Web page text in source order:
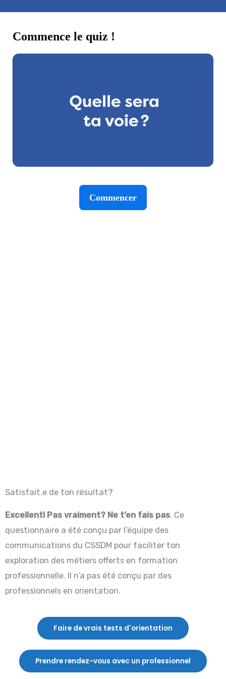
Satisfait.e de ton résultat?
Excellent! Pas vraiment? Ne t’en fais pas. Ce
questionnaire a été conçu par l’équipe des
communications du CSSDM pour faciliter ton
exploration des métiers offerts en formation
professionnelle. Il n’a pas été conçu par des
professionnels en orientation.
Faire de vrais tests d'orientation
Prendre rendez-vous avec un professionnel